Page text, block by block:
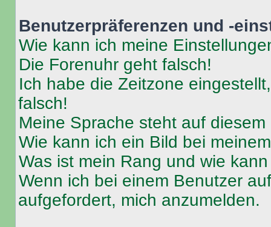
Benutzerpräferenzen und -
Wie kann ich meine
Die Forenuhr geht falsch!
Ich habe die Zeitzone
falsch!
Meine Sprache steht auf
Wie kann ich ein Bild bei
Was ist mein Rang und wie
Wenn ich bei einem Benutzer
aufgefordert, mich anzumelden.